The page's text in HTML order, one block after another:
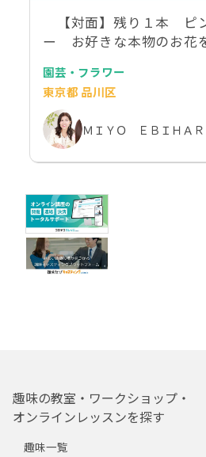
【対面】残り１本 ピ
ー お好きな本物のお花
園芸・フラワー
東京都 品川区
ＭＩＹＯ ＥＢＩＨＡＲ
趣味の教室・ワークショップ・
オンラインレッスンを探す
趣味一覧